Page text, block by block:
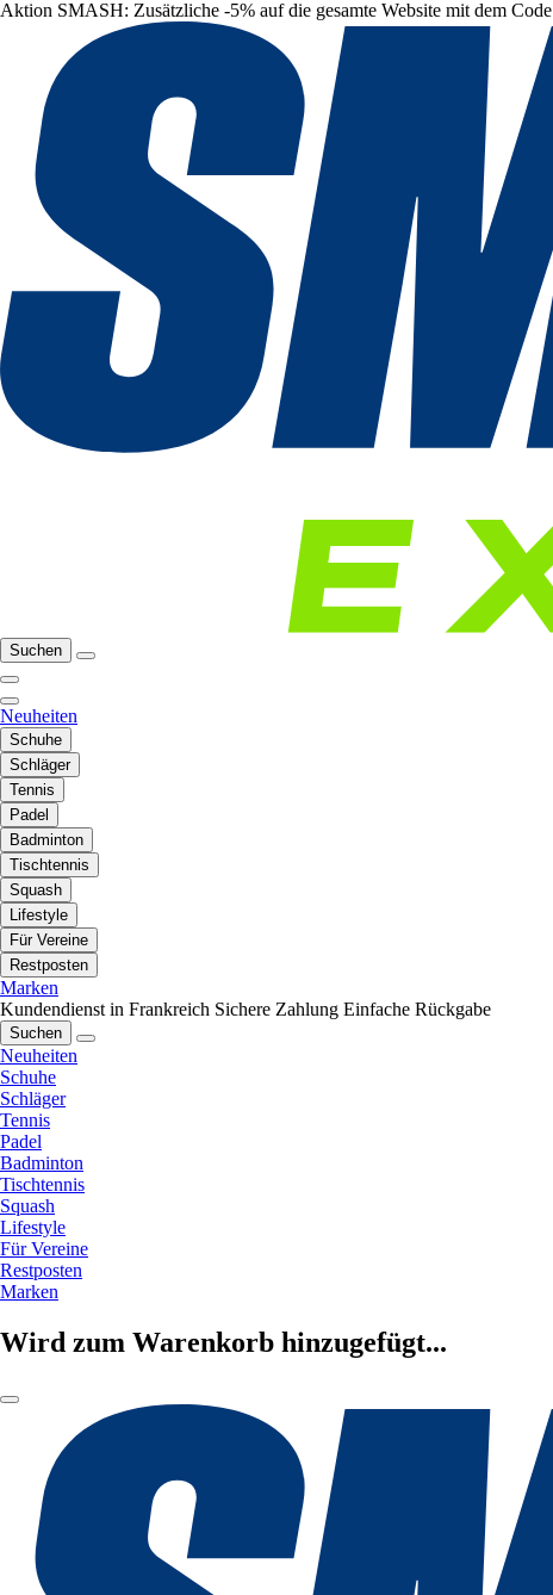
Aktion SMASH: Zusätzliche -5% auf die gesamte Website mit dem Code
Suchen
Neuheiten
Schuhe
Schläger
Tennis
Padel
Badminton
Tischtennis
Squash
Lifestyle
Für Vereine
Restposten
Marken
Kundendienst in Frankreich Sichere Zahlung Einfache Rückgabe
Suchen
Neuheiten
Schuhe
Schläger
Tennis
Padel
Badminton
Tischtennis
Squash
Lifestyle
Für Vereine
Restposten
Marken
Wird zum Warenkorb hinzugefügt...